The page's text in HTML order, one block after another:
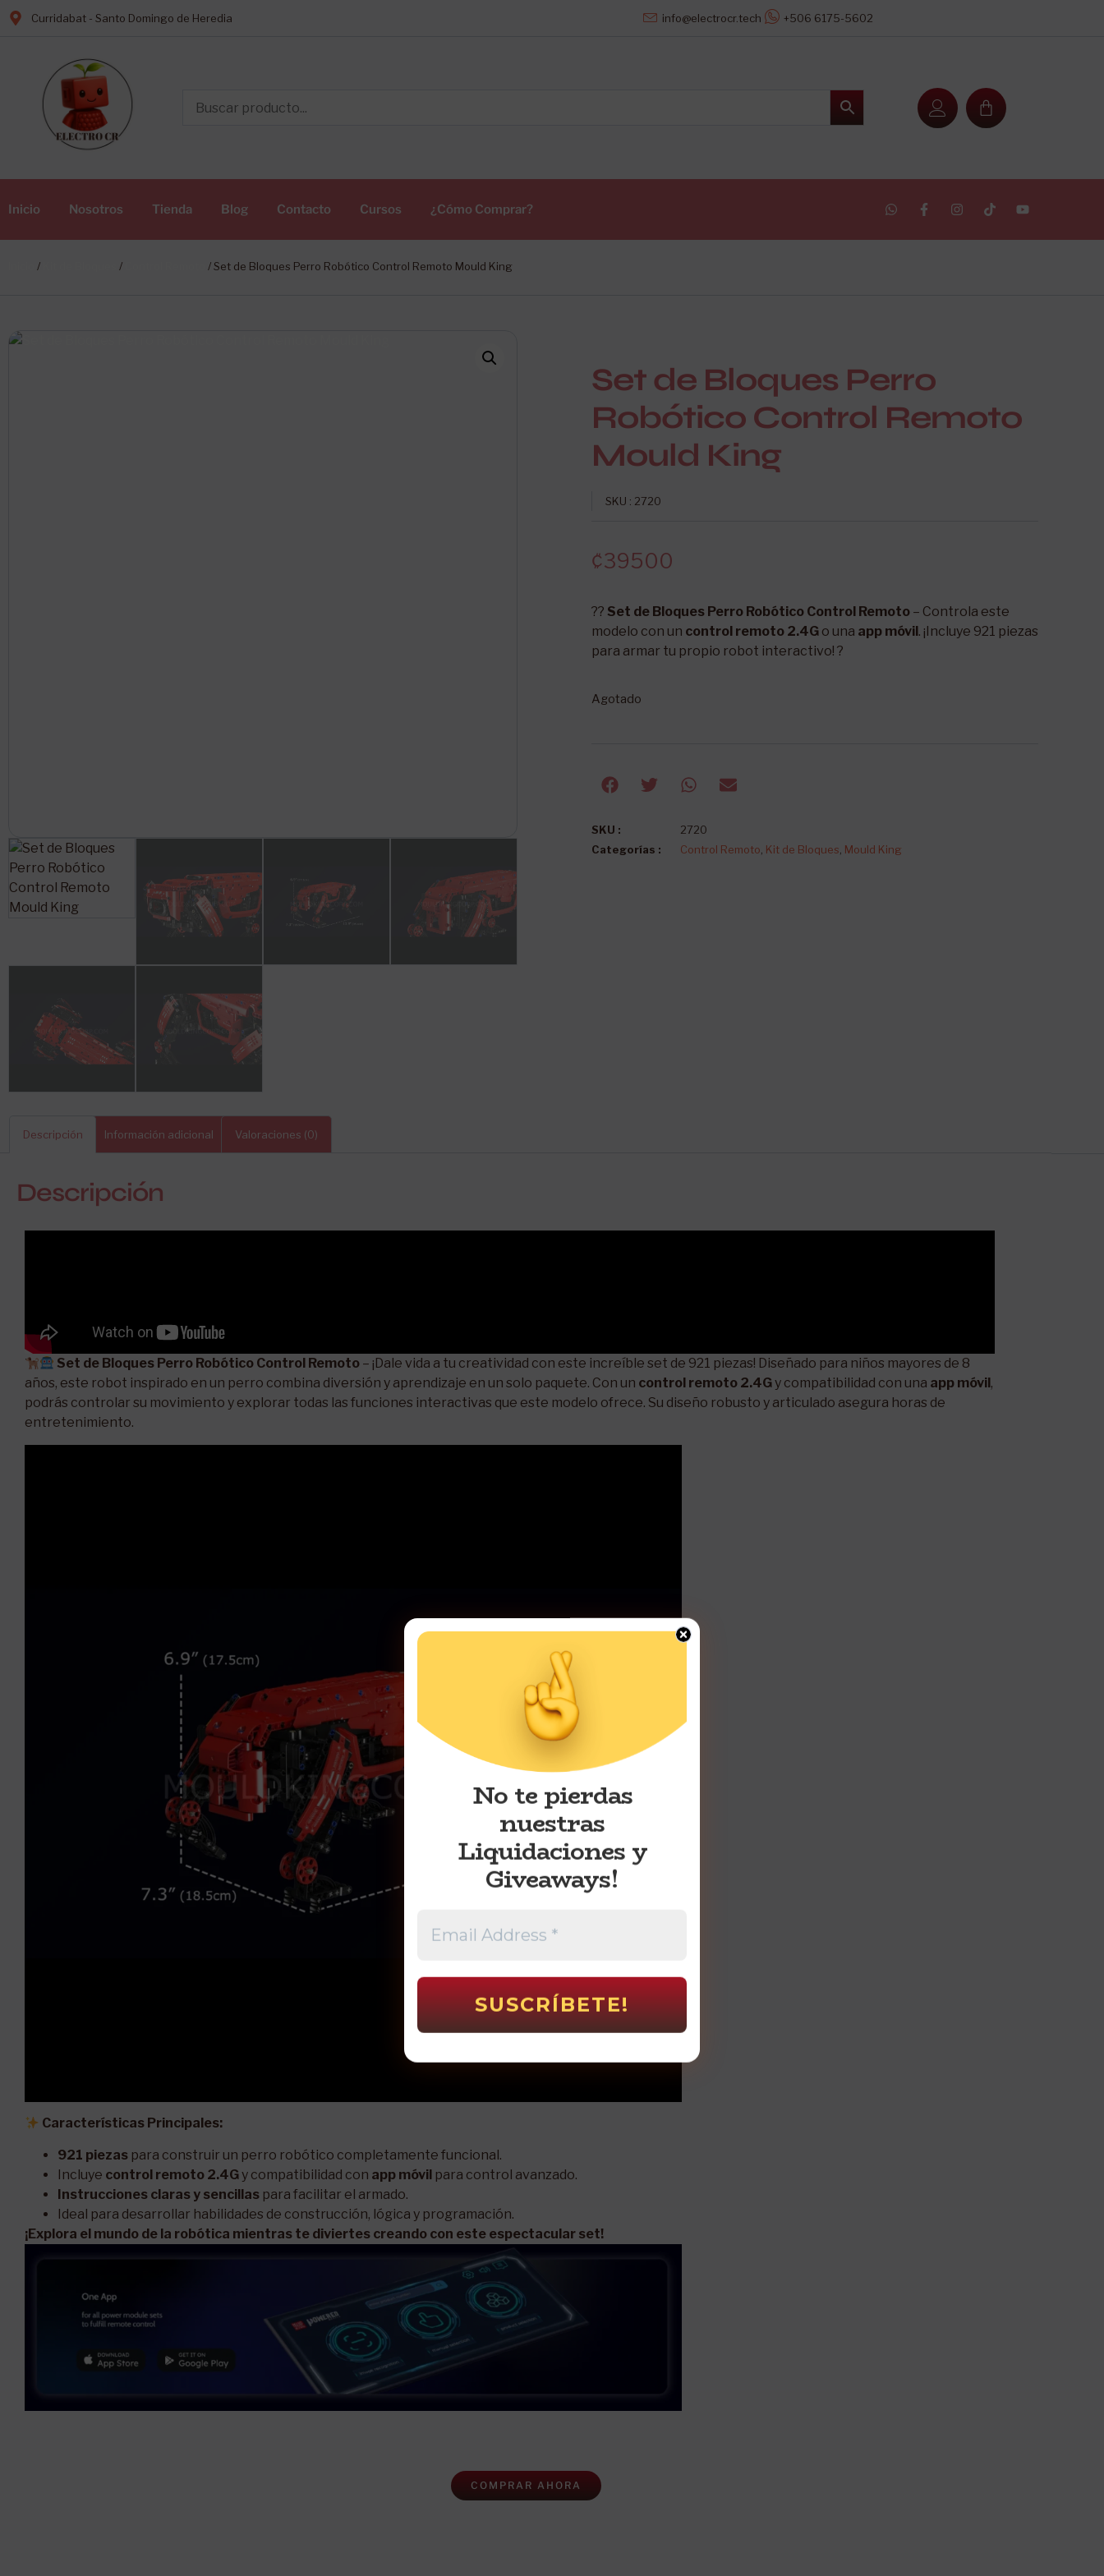
Curridabat - Santo Domingo de Heredia info@electrocr.tech +506 6175-5602
Inicio Nosotros Tienda Blog Contacto Cursos ¿Cómo Comprar?
/ / / Set de Bloques Perro Robótico Control Remoto Mould King
Set de Bloques Perro
Robótico Control Remoto
Mould King
SKU : 2720
₡39500
?? Set de Bloques Perro Robótico Control Remoto – Controla este
modelo con un control remoto 2.4G o una app móvil. ¡Incluye 921 piezas
para armar tu propio robot interactivo! ?
Agotado
SKU :
2720
Categorías :
Control Remoto Kit de Bloques Mould King
Descripción Información adicional Valoraciones (0)
Descripción
Set de Bloques Perro Robótico Control Remoto – ¡Dale vida a tu creatividad con este increíble set de 921 piezas! Diseñado para niños mayores de 8
años, este robot inspirado en un perro combina diversión y aprendizaje en un solo paquete. Con un control remoto 2.4Gy compatibilidad con una app móvil ,
podrás controlar su movimiento y explorar todas las funciones interactivas que este modelo ofrece. Su diseño robusto y articulado asegura horas de
entretenimiento.
Características Principales:
921 piezas para construir un perro robótico completamente funcional.
Incluye control remoto 2.4Gy compatibilidad con app móvil para control avanzado.
Instrucciones claras y sencillas para facilitar el armado.
Ideal para desarrollar habilidades de construcción, lógica y programación.
¡Explora el mundo de la robótica mientras te diviertes creando con este espectacular set!
COMPRAR AHORA
No te pierdas
nuestras
Liquidaciones y
Giveaways!